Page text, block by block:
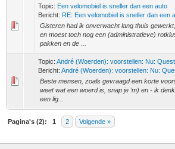
Topic: Een velomobiel is sneller dan een auto
Bericht: RE: Een velomobiel is sneller dan een
Gisteren had ik onverwacht lang thuis
en moest toch nog een (administratieve)
pakken en de ...
Topic: André (Woerden): voorstellen: Nu:
Bericht: André (Woerden): voorstellen: Nu:
Beste mensen, zoals gevraagd een korte
weet wat een woerd is, snap je ‘m) en - ik
een lig...
Pagina's (2): 1 2 Volgende »